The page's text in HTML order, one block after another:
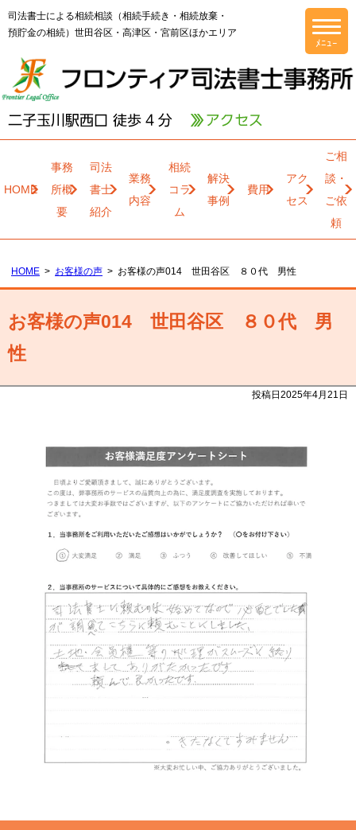
司法書士による相続相談（相続手続き・相続放棄・
預貯金の相続）世田谷区・高津区・宮前区ほかエリア
HOME
事務
所概
要
司法
書士
紹介
業務
内容
相続
コラ
ム
解決
事例
費用
アク
セス
ご相
談・
ご依
頼
HOME お客様の声 お客様の声014 世田谷区 ８０代 男性
お客様の声014 世田谷区 ８０代 男
性
投稿日2025年4月21日